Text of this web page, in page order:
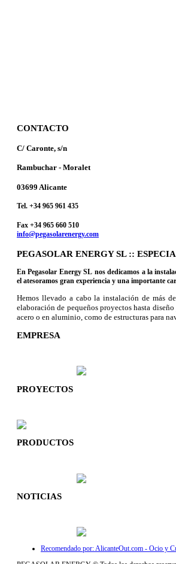
CONTACTO
C/ Caronte, s/n
Rambuchar - Moralet
03699 Alicante
Tel. +34 965 961 435
Fax +34 965 660 510
info@pegasolarenergy.com
PEGASOLAR ENERGY SL ::
En Pegasolar Energy SL nos dedicamos a la
el atesoramos gran experiencia y una importante
Hemos llevado a cabo la instalación de más
elaboración de pequeños proyectos hasta
acero o en aluminio, como de estructuras para
EMPRESA
PROYECTOS
PRODUCTOS
NOTICIAS
Recomendado por: AlicanteOut.com - Ocio y